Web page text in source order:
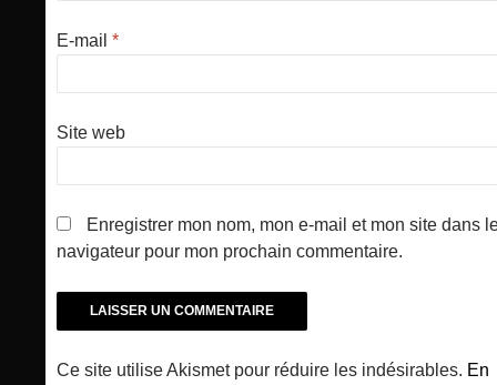
E-mail *
Site web
Enregistrer mon nom, mon e-mail et mon site dans
navigateur pour mon prochain commentaire.
Ce site utilise Akismet pour réduire les indésirables. En